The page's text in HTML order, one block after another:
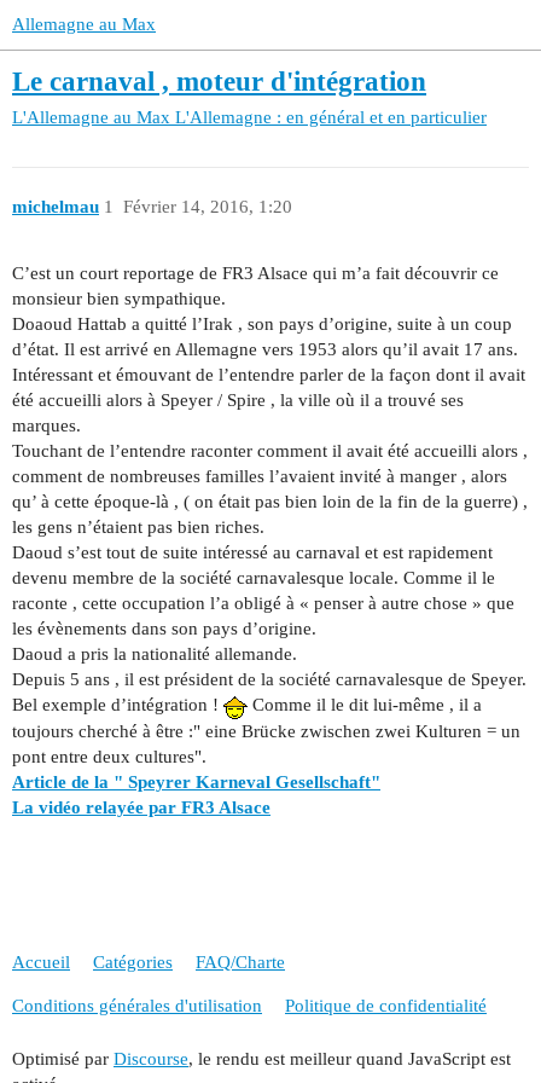
Allemagne au Max
Le carnaval , moteur d'intégration
L'Allemagne au Max L'Allemagne : en général et en particulier
michelmau Février 14, 2016, 1:20
1
C’est un court reportage de FR3 Alsace qui m’a fait découvrir ce
monsieur bien sympathique.
Doaoud Hattab a quitté l’Irak , son pays d’origine, suite à un coup
d’état. Il est arrivé en Allemagne vers 1953 alors qu’il avait 17 ans.
Intéressant et émouvant de l’entendre parler de la façon dont il avait
été accueilli alors à Speyer / Spire , la ville où il a trouvé ses
marques.
Touchant de l’entendre raconter comment il avait été accueilli alors ,
comment de nombreuses familles l’avaient invité à manger , alors
qu’ à cette époque-là , ( on était pas bien loin de la fin de la guerre) ,
les gens n’étaient pas bien riches.
Daoud s’est tout de suite intéressé au carnaval et est rapidement
devenu membre de la société carnavalesque locale. Comme il le
raconte , cette occupation l’a obligé à « penser à autre chose » que
les évènements dans son pays d’origine.
Daoud a pris la nationalité allemande.
Depuis 5 ans , il est président de la société carnavalesque de Speyer.
Bel exemple d’intégration !
Comme il le dit lui-même , il a
toujours cherché à être :" eine Brücke zwischen zwei Kulturen = un
pont entre deux cultures".
Article de la " Speyrer Karneval Gesellschaft"
La vidéo relayée par FR3 Alsace
Accueil Catégories FAQ/Charte
Conditions générales d'utilisation Politique de confidentialité
Optimisé par Discourse, le rendu est meilleur quand JavaScript est